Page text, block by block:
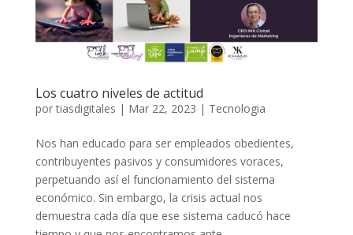
Los cuatro niveles de actitud
portiasdigitales | Mar 22, 2023 | Tecnologia
Nos han educado para ser empleados obedientes,
contribuyentes pasivos y consumidores voraces,
perpetuando así el funcionamiento del sistema
económico. Sin embargo, la crisis actual nos
demuestra cada día que ese sistema caducó hace